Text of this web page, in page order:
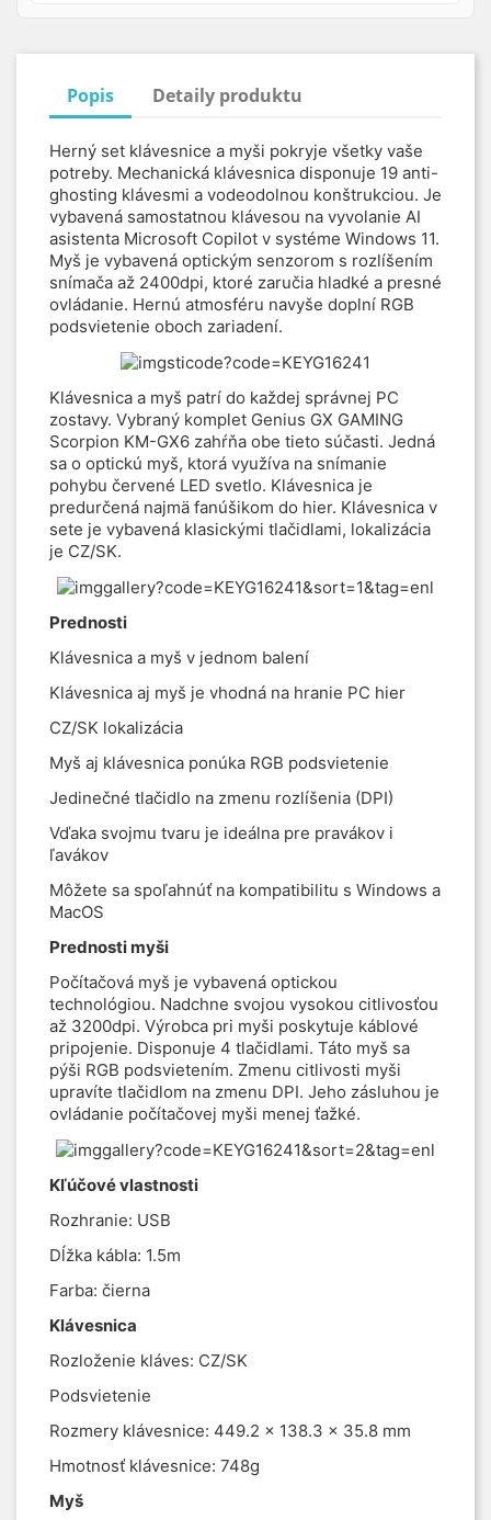
Popis Detaily produktu
Herný set klávesnice a myši pokryje všetky vaše
potreby. Mechanická klávesnica disponuje 19 anti-
ghosting klávesmi a vodeodolnou konštrukciou. Je
vybavená samostatnou klávesou na vyvolanie AI
asistenta Microsoft Copilot v systéme Windows 11.
Myš je vybavená optickým senzorom s rozlíšením
snímača až 2400dpi, ktoré zaručia hladké a presné
ovládanie. Hernú atmosféru navyše doplní RGB
podsvietenie oboch zariadení.
Klávesnica a myš patrí do každej správnej PC
zostavy. Vybraný komplet Genius GX GAMING
Scorpion KM-GX6 zahŕňa obe tieto súčasti. Jedná
sa o optickú myš, ktorá využíva na snímanie
pohybu červené LED svetlo. Klávesnica je
predurčená najmä fanúšikom do hier. Klávesnica v
sete je vybavená klasickými tlačidlami, lokalizácia
je CZ/SK.
Prednosti
Klávesnica a myš v jednom balení
Klávesnica aj myš je vhodná na hranie PC hier
CZ/SK lokalizácia
Myš aj klávesnica ponúka RGB podsvietenie
Jedinečné tlačidlo na zmenu rozlíšenia (DPI)
Vďaka svojmu tvaru je ideálna pre pravákov i
ľavákov
Môžete sa spoľahnúť na kompatibilitu s Windows a
MacOS
Prednosti myši
Počítačová myš je vybavená optickou
technológiou. Nadchne svojou vysokou citlivosťou
až 3200dpi. Výrobca pri myši poskytuje káblové
pripojenie. Disponuje 4 tlačidlami. Táto myš sa
pýši RGB podsvietením. Zmenu citlivosti myši
upravíte tlačidlom na zmenu DPI. Jeho zásluhou je
ovládanie počítačovej myši menej ťažké.
Kľúčové vlastnosti
Rozhranie: USB
Dĺžka kábla: 1.5m
Farba: čierna
Klávesnica
Rozloženie kláves: CZ/SK
Podsvietenie
Rozmery klávesnice: 449.2 x 138.3 x 35.8 mm
Hmotnosť klávesnice: 748g
Myš